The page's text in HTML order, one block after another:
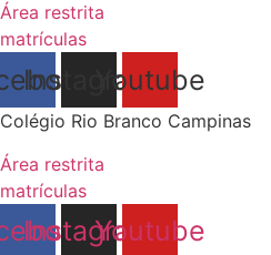
Área restrita
matrículas
InstagramYoutube
Colégio Rio Branco Campinas
Área restrita
matrículas
Instagram
Youtube